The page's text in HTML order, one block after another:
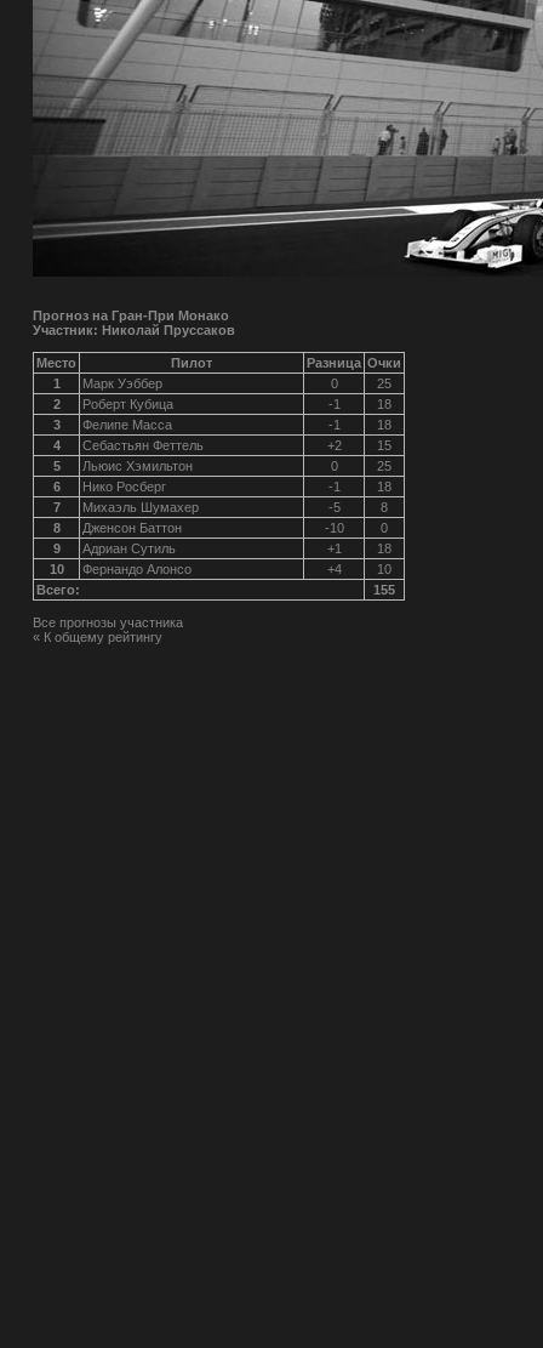
Прогноз на Гран-При Монако
Участник: Николай Пруссаков
Место Пилот Разница Очки
1
Марк Уэббер 0
25
2
Роберт Кубица -1
18
3
Фелипе Масса -1
18
4
Себастьян Феттель +2
15
5
Льюис Хэмильтон 0
25
6
Нико Росберг -1
18
7
Михаэль Шумахер -5
8
8
Дженсон Баттон -10
0
9
Адриан Сутиль +1
18
10
Фернандо Алонсо +4
10
Всего:
155
Все прогнозы участника
« К общему рейтингу